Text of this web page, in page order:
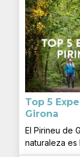
Top 5
Girona
El Pirineu de
naturaleza es